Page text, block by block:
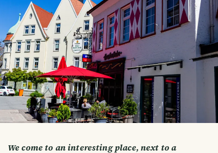
We come to an interesting place, next to a